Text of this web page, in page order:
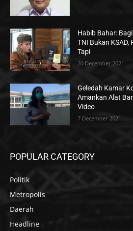
Habib Bahar:
TNI Bukan KSAD,
Tapi
20 December 2021
Geledah Kamar
Amankan Alat
Video
7 December 2021
POPULAR CATEGORY
Politik
Metropolis
Daerah
Headline